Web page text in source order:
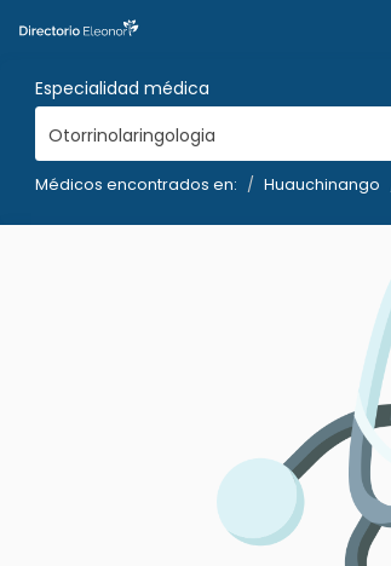
Especialidad médica
Otorrinolaringologia
Médicos encontrados en: Huauchinango